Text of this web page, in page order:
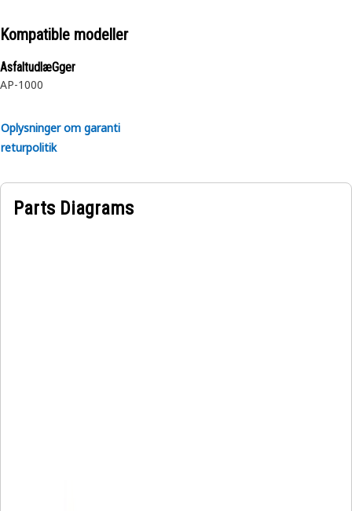
Kompatible modeller
AsfaltudlæGger
AP-1000
Oplysninger om garanti
returpolitik
Parts Diagrams